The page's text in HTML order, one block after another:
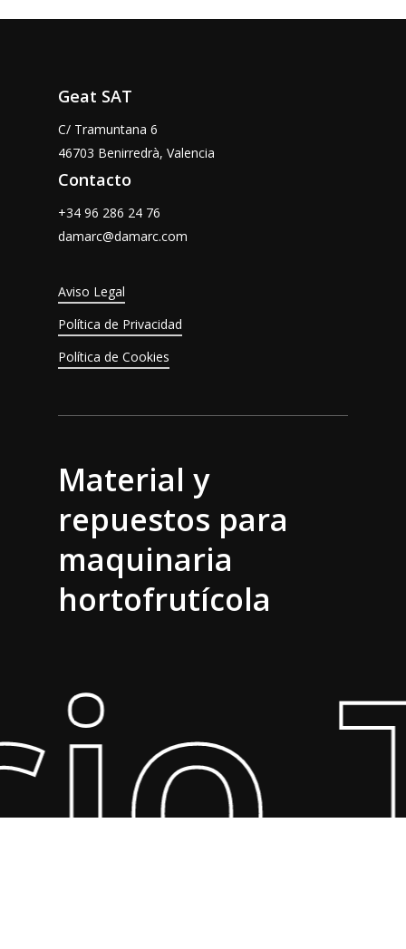
Geat SAT
C/ Tramuntana 6
46703 Benirredrà, Valencia
Contacto
+34 96 286 24 76
damarc@damarc.com
Aviso Legal
Política de Privacidad
Política de Cookies
Material y
repuestos para
maquinaria
hortofrutícola